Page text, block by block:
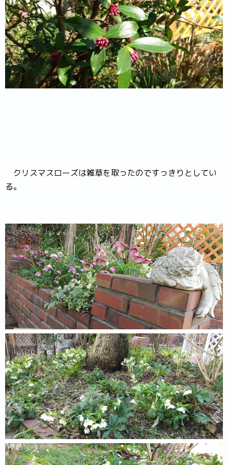
クリスマスローズは雑草を取ったのですっきりとしてい
る。